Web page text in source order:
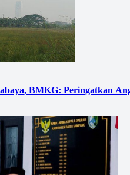
BMKG: Peringatkan